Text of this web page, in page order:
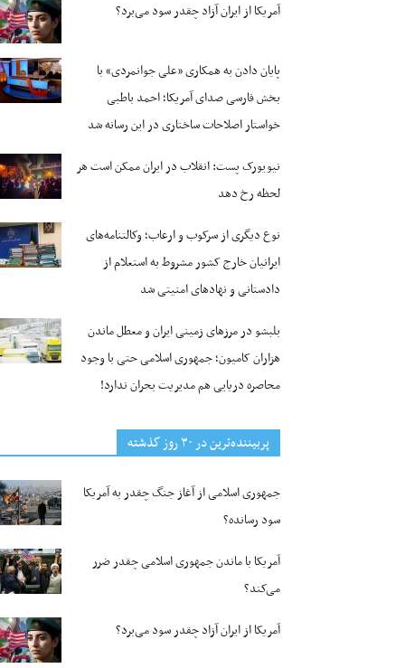
آمریکا از ایران آزاد چقدر سود می‌برد؟
پایان دادن به همکاری «علی جوانمردی» با
بخش فارسی صدای آمریکا؛ احمد باطبی
خواستار اصلاحات ساختاری در این رسانه شد
نیویورک پست: انقلاب در ایران ممکن است هر
لحظه رخ دهد
نوع دیگری از سرکوب و ارعاب؛ وکالتنامه‌های
ایرانیان خارج کشور مشروط به استعلام از
دادستانی و نهادهای امنیتی شد
بلبشو در مرزهای زمینی ایران و معطل ماندن
هزاران کامیون؛ جمهوری اسلامی حتی با وجود
محاصره دریایی هم مدیریت بحران ندارد!
پربیننده‌ترین‌ در ۳۰ روز گذشته
جمهوری اسلامی از آغاز جنگ چقدر به آمریکا
سود رسانده؟
آمریکا با ماندن جمهوری اسلامی چقدر ضرر
می‌کند؟
آمریکا از ایران آزاد چقدر سود می‌برد؟